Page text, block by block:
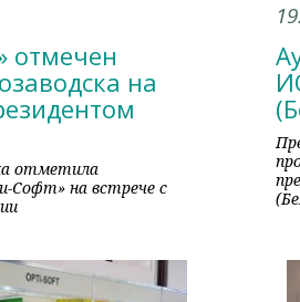
отмечен
на
отметила
Софт» на встрече с